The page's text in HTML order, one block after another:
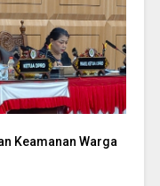
Keamanan Warga